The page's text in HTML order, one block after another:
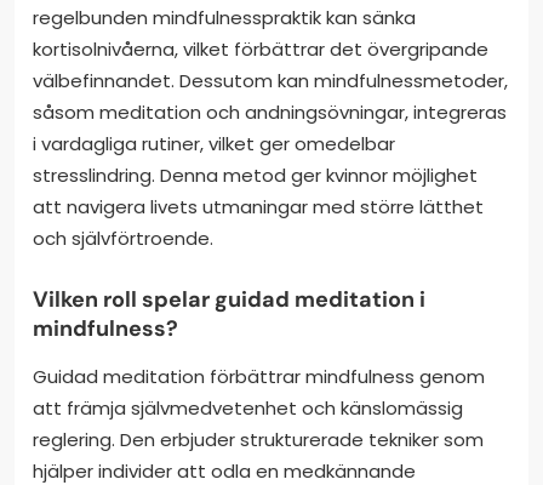
regelbunden mindfulnesspraktik kan sänka
kortisolnivåerna, vilket förbättrar det övergripande
välbefinnandet. Dessutom kan mindfulnessmetoder,
såsom meditation och andningsövningar, integreras
i vardagliga rutiner, vilket ger omedelbar
stresslindring. Denna metod ger kvinnor möjlighet
att navigera livets utmaningar med större lätthet
och självförtroende.
Vilken roll spelar guidad meditation i
mindfulness?
Guidad meditation förbättrar mindfulness genom
att främja självmedvetenhet och känslomässig
reglering. Den erbjuder strukturerade tekniker som
hjälper individer att odla en medkännande